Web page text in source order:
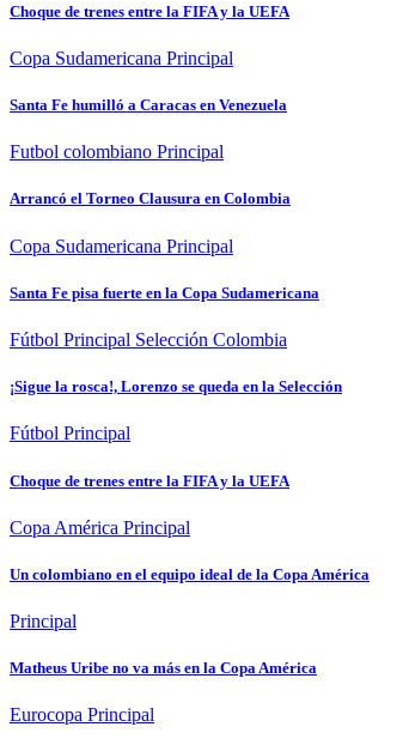
Choque de trenes entre la FIFA y la UEFA
Copa Sudamericana Principal
Santa Fe humilló a Caracas en Venezuela
Futbol colombiano Principal
Arrancó el Torneo Clausura en Colombia
Copa Sudamericana Principal
Santa Fe pisa fuerte en la Copa Sudamericana
Fútbol Principal Selección Colombia
¡Sigue la rosca!, Lorenzo se queda en la Selección
Fútbol Principal
Choque de trenes entre la FIFA y la UEFA
Copa América Principal
Un colombiano en el equipo ideal de la Copa América
Principal
Matheus Uribe no va más en la Copa América
Eurocopa Principal